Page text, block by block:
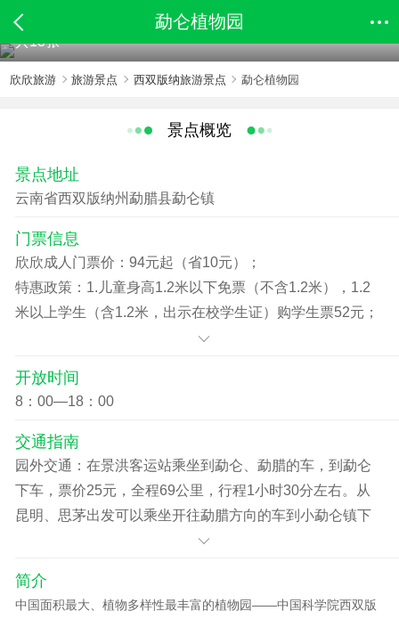
勐仑植物园
共13张
欣欣旅游 旅游景点 西双版纳旅游景点 勐仑植物园
景点概览
景点地址
云南省西双版纳州勐腊县勐仑镇
门票信息
欣欣成人门票价：94元起（省10元）；
特惠政策：1.儿童身高1.2米以下免票（不含1.2米），1.2
米以上学生（含1.2米，出示在校学生证）购学生票52元；
2.老人票60-69岁持老年证、退休证购或者身份证老人票52
3.70岁以上老人、残疾人、现役军人（均需出示相关证
开放时间
8：00—18：00
交通指南
园外交通：在景洪客运站乘坐到勐仑、勐腊的车，到勐仑
下车，票价25元，全程69公里，行程1小时30分左右。从
昆明、思茅出发可以乘坐开往勐腊方向的车到小勐仑镇下
车。从勐仑客运站步行到吊桥需10分钟，买票后过吊桥需
累，包一辆电瓶车100元，可以考虑几个人合租。
简介
中国面积最大、植物多样性最丰富的植物园——中国科学院西双版